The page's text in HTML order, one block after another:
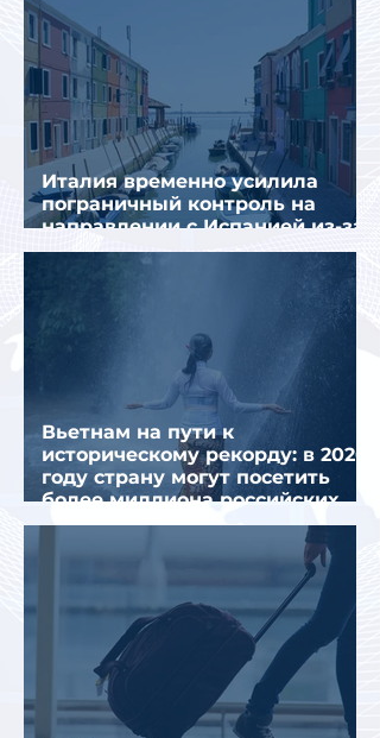
Италия временно усилила
пограничный контроль на
направлении с Испанией из-за
миграционного кризиса
Вьетнам на пути к
историческому рекорду: в 2026
году страну могут посетить
более миллиона российских
туристов